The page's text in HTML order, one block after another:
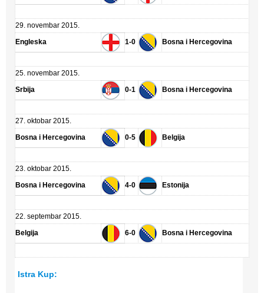
29. novembar 2015.
Engleska
1-0 Bosna i Hercegovina
25. novembar 2015.
Srbija
0-1 Bosna i Hercegovina
27. oktobar 2015.
Bosna i Hercegovina
0-5 Belgija
23. oktobar 2015.
Bosna i Hercegovina
4-0 Estonija
22. septembar 2015.
Belgija
6-0 Bosna i Hercegovina
Istra Kup: